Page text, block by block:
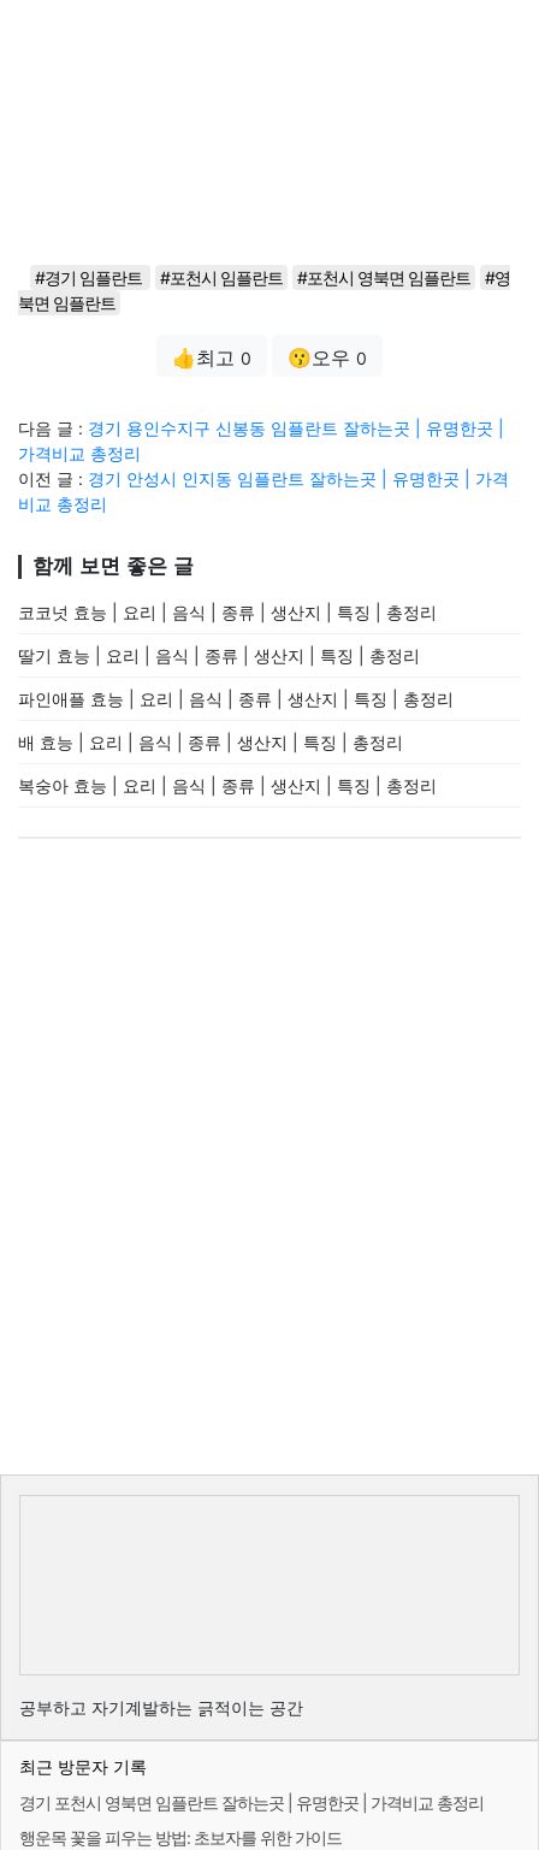
#경기 임플란트 #포천시 임플란트 #포천시 영북면 임플란트
#영
북면 임플란트
👍최고 0 😗오우 0
다음 글 : 경기 용인수지구 신봉동 임플란트 잘하는곳 | 유명한곳 |
가격비교 총정리
이전 글 : 경기 안성시 인지동 임플란트 잘하는곳 | 유명한곳 | 가격
비교 총정리
함께 보면 좋은 글
코코넛 효능 | 요리 | 음식 | 종류 | 생산지 | 특징 | 총정리
딸기 효능 | 요리 | 음식 | 종류 | 생산지 | 특징 | 총정리
파인애플 효능 | 요리 | 음식 | 종류 | 생산지 | 특징 | 총정리
배 효능 | 요리 | 음식 | 종류 | 생산지 | 특징 | 총정리
복숭아 효능 | 요리 | 음식 | 종류 | 생산지 | 특징 | 총정리
공부하고 자기계발하는 긁적이는 공간
최근 방문자 기록
경기 포천시 영북면 임플란트 잘하는곳 | 유명한곳 | 가격비교 총정리
행운목 꽃을 피우는 방법: 초보자를 위한 가이드